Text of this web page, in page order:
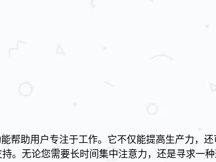
帮助用户专注于工作。它不仅能提高生产力，
。无论您需要长时间集中注意力，还是寻求一